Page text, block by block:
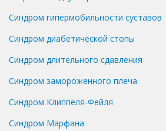
Синдром гипермобильности суставов
Синдром диабетической стопы
Синдром длительного сдавления
Синдром замороженного плеча
Синдром Клиппеля-Фейля
Синдром Марфана